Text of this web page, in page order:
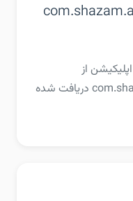
از
com.shazam.android.extremeultimate دریافت شده